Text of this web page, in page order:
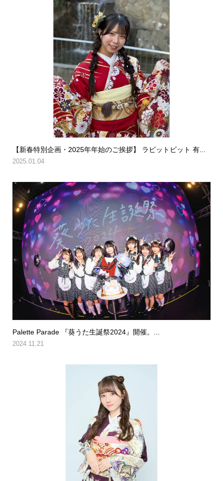
【新春特別企画・2025年年始のご挨拶】 ラビットビット 有...
2025.01.04
Palette Parade 『葵うた生誕祭2024』開催。...
2024.11.21